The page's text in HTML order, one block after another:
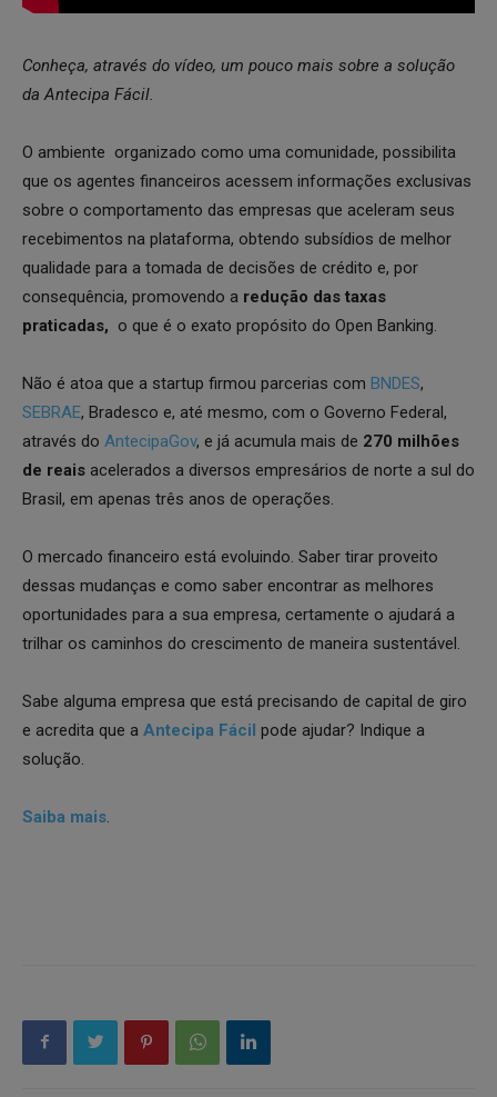
Conheça, através do vídeo, um pouco mais sobre a solução
da Antecipa Fácil.
O ambiente organizado como uma comunidade, possibilita
que os agentes financeiros acessem informações exclusivas
sobre o comportamento das empresas que aceleram seus
recebimentos na plataforma, obtendo subsídios de melhor
qualidade para a tomada de decisões de crédito e, por
consequência, promovendo a redução das taxas
praticadas, o que é o exato propósito do Open Banking.
Não é atoa que a startup firmou parcerias com BNDES,
SEBRAE, Bradesco e, até mesmo, com o Governo Federal,
através do AntecipaGov, e já acumula mais de 270 milhões
de reais acelerados a diversos empresários de norte a sul do
Brasil, em apenas três anos de operações.
O mercado financeiro está evoluindo. Saber tirar proveito
dessas mudanças e como saber encontrar as melhores
oportunidades para a sua empresa, certamente o ajudará a
trilhar os caminhos do crescimento de maneira sustentável.
Sabe alguma empresa que está precisando de capital de giro
e acredita que a Antecipa Fácil pode ajudar? Indique a
solução.
Saiba mais